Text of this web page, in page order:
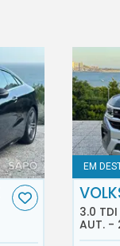
EM
3.0
AUT. -